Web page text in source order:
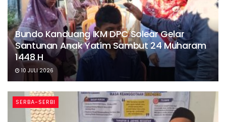
Bundo Kanduang IKM DPC Solear Gelar
Santunan Anak Yatim Sambut 24 Muharam
1448 H
10 JULI 2026
SERBA-SERBI